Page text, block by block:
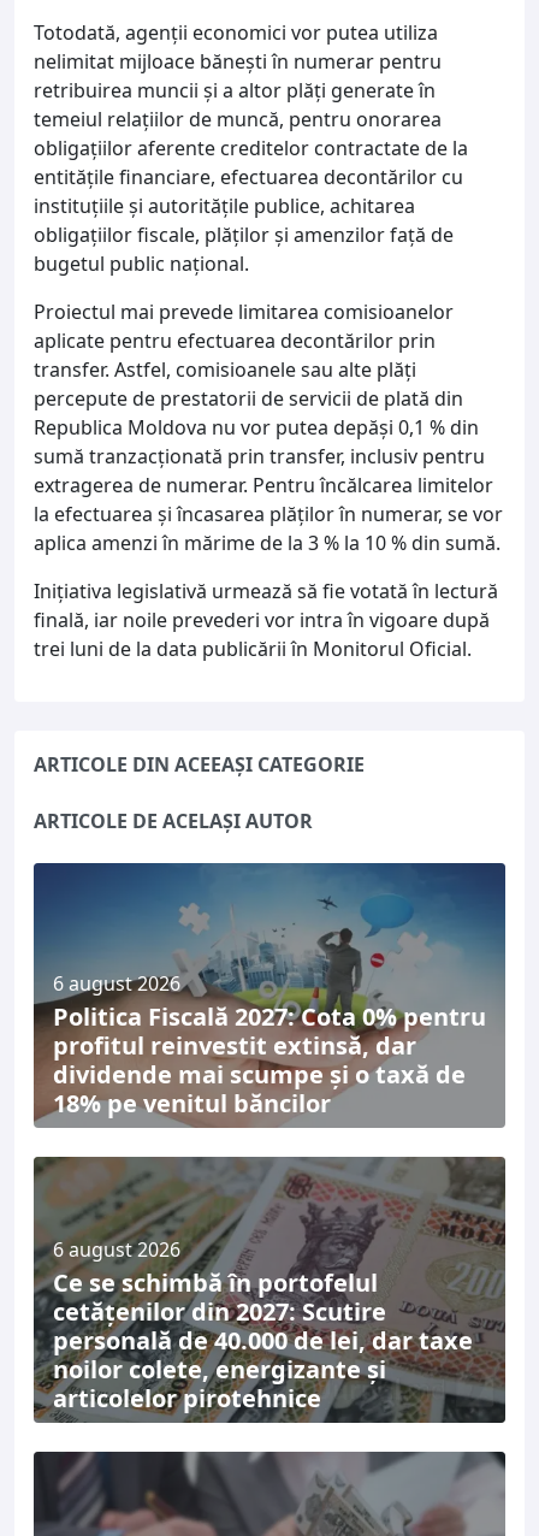
Totodată, agenții economici vor putea utiliza
nelimitat mijloace bănești în numerar pentru
retribuirea muncii și a altor plăți generate în
temeiul relațiilor de muncă, pentru onorarea
obligațiilor aferente creditelor contractate de la
entitățile financiare, efectuarea decontărilor cu
instituțiile și autoritățile publice, achitarea
obligațiilor fiscale, plăților și amenzilor față de
bugetul public național.
Proiectul mai prevede limitarea comisioanelor
aplicate pentru efectuarea decontărilor prin
transfer. Astfel, comisioanele sau alte plăți
percepute de prestatorii de servicii de plată din
Republica Moldova nu vor putea depăși 0,1 % din
sumă tranzacționată prin transfer, inclusiv pentru
extragerea de numerar. Pentru încălcarea limitelor
la efectuarea și încasarea plăților în numerar, se vor
aplica amenzi în mărime de la 3 % la 10 % din sumă.
Inițiativa legislativă urmează să fie votată în lectură
finală, iar noile prevederi vor intra în vigoare după
trei luni de la data publicării în Monitorul Oficial.
ARTICOLE DIN ACEEAȘI CATEGORIE
ARTICOLE DE ACELAȘI AUTOR
6 august 2026
Politica Fiscală 2027: Cota 0% pentru
profitul reinvestit extinsă, dar
dividende mai scumpe și o taxă de
18% pe venitul băncilor
6 august 2026
Ce se schimbă în portofelul
cetățenilor din 2027: Scutire
personală de 40.000 de lei, dar taxe
noilor colete, energizante și
articolelor pirotehnice